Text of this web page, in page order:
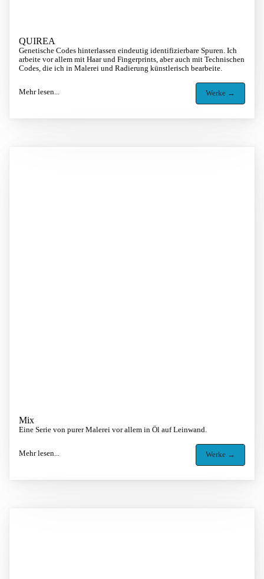
QUIREA
Genetische Codes hinterlassen eindeutig identifizierbare Spuren. Ich
arbeite vor allem mit Haar und Fingerprints, aber auch mit Technischen
Codes, die ich in Malerei und Radierung künstlerisch bearbeite.
Mehr lesen... Werke →
Mix
Eine Serie von purer Malerei vor allem in Öl auf Leinwand.
Mehr lesen... Werke →